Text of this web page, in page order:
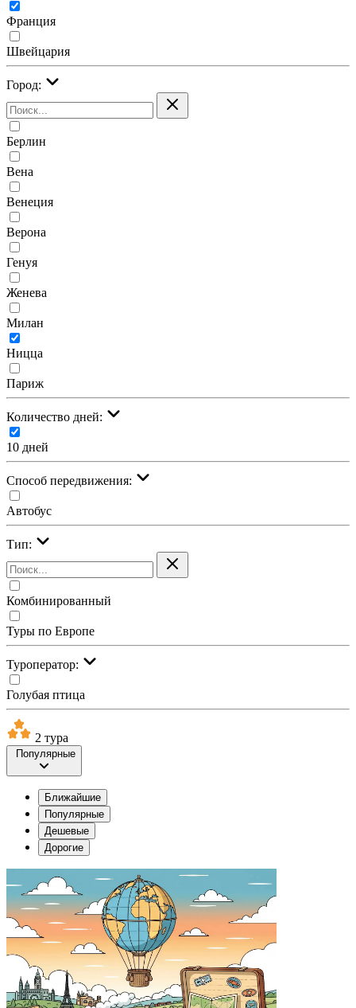
Франция
Швейцария
Город:
Берлин
Вена
Венеция
Верона
Генуя
Женева
Милан
Ницца
Париж
Количество дней:
10 дней
Cпособ передвижения:
Автобус
Тип:
Комбинированный
Туры по Европе
Туроператор:
Голубая птица
2 тура
Популярные
Ближайшие
Популярные
Дешевые
Дорогие